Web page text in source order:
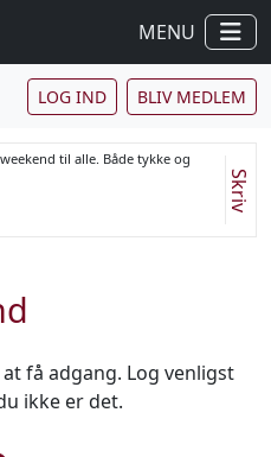
MENU
LOG IND BLIV MEDLEM
til alle. Både tykke og
Skriv
få adgang. Log venligst
ikke er det.